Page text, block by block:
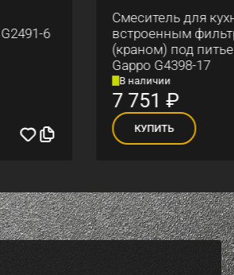
6
Смеситель для
встроенным
(краном) под
Gappo G4398-17
В наличии
7 751 ₽
КУПИТЬ